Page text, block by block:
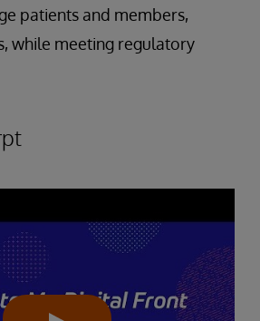
patients and members,
while meeting regulatory